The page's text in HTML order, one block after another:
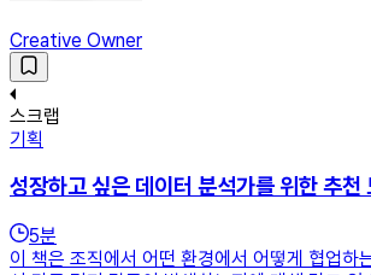
Creative Owner
스크랩
기획
성장하고 싶은 데이터 분석가를 위한 추천
5분
이 책은 조직에서 어떤 환경에서 어떻게 협업하